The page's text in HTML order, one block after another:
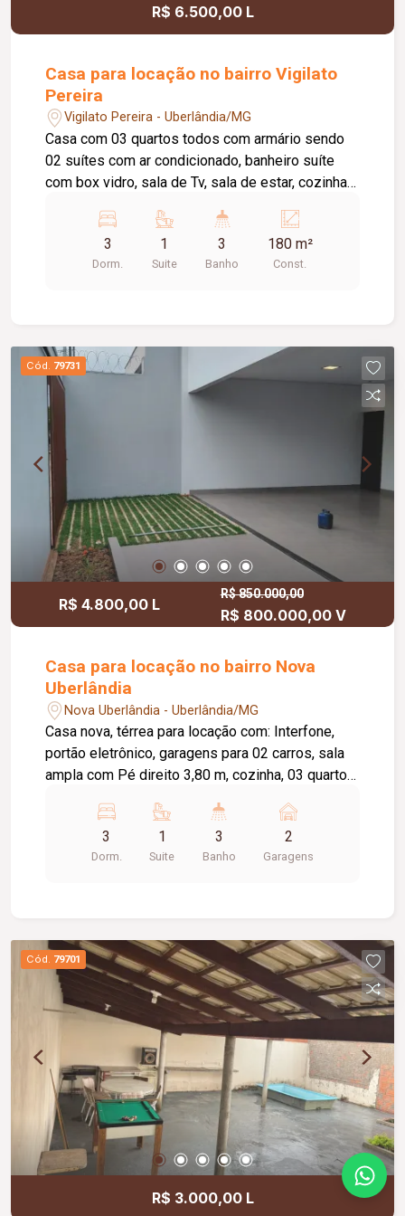
R$ 6.500,00 L
Casa para locação no bairro Vigilato
Pereira
Vigilato Pereira - Uberlândia/MG
Casa com 03 quartos todos com armário sendo
02 suítes com ar condicionado, banheiro suíte
com box vidro, sala de Tv, sala de estar, cozinha
vidro, área de serviço, dispensa, espaço gourmet
com churrasqueira e forno, garagem 02 carros,
cerca eletrônica e concertina, câmera de
3
Dorm.
1
Suite
3
Banho
180 m²
Const.
Cód. 79731
R$ 4.800,00 L
R$ 850.000,00
R$ 800.000,00 V
Casa para locação no bairro Nova
Uberlândia
Nova Uberlândia - Uberlândia/MG
Casa nova, térrea para locação com: Interfone,
portão eletrônico, garagens para 02 carros, sala
ampla com Pé direito 3,80 m, cozinha, 03 quartos
área gourmet com churrasqueira, banheiro, piso
porcelanato.
3
Dorm.
1
Suite
3
Banho
2
Garagens
Cód. 79701
R$ 3.000,00 L